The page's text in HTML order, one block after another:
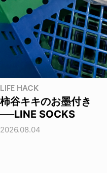
LIFE HACK
柿谷キキのお墨付き
──LINE SOCKS
2026.08.04